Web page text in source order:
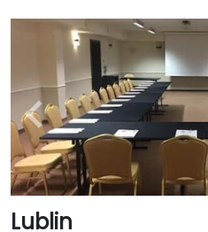
Lublin